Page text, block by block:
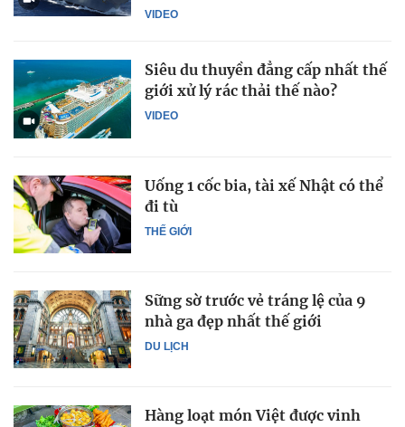
VIDEO
VIDEO
Siêu du thuyền đẳng cấp nhất thế
giới xử lý rác thải thế nào?
THẾ GIỚI
Uống 1 cốc bia, tài xế Nhật có thể
đi tù
DU LỊCH
Sững sờ trước vẻ tráng lệ của 9
nhà ga đẹp nhất thế giới
Hàng loạt món Việt được vinh